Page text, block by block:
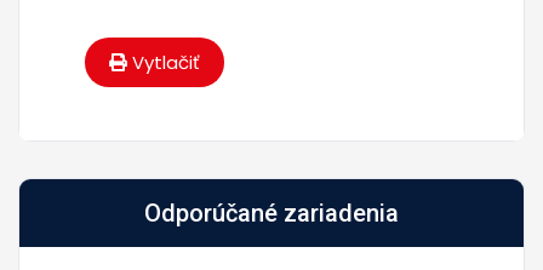
Vytlačiť
Odporúčané zariadenia